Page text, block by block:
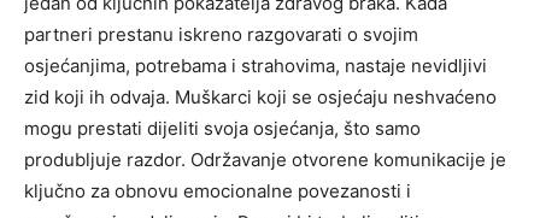
partneri prestanu iskreno razgovarati o svojim
osjećanjima, potrebama i strahovima, nastaje nevidljivi
zid koji ih odvaja. Muškarci koji se osjećaju neshvaćeno
mogu prestati dijeliti svoja osjećanja, što samo
produbljuje razdor. Održavanje otvorene komunikacije je
ključno za obnovu emocionalne povezanosti i